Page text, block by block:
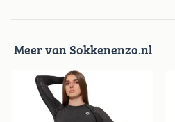
Meer van Sokkenenzo.nl